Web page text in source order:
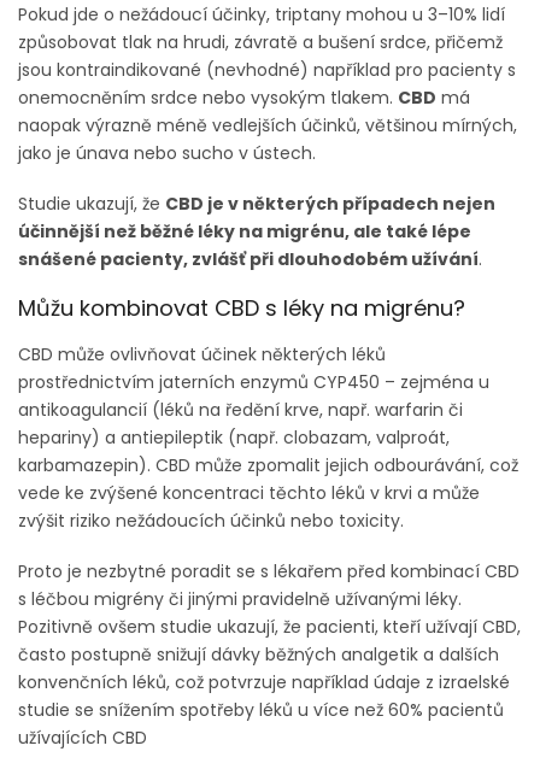
Pokud jde o nežádoucí účinky, triptany mohou u 3–10% lidí
způsobovat tlak na hrudi, závratě a bušení srdce, přičemž
jsou kontraindikované (nevhodné) například pro pacienty s
onemocněním srdce nebo vysokým tlakem. CBD má
naopak výrazně méně vedlejších účinků, většinou mírných,
jako je únava nebo sucho v ústech.
Studie ukazují, že CBD je v některých případech nejen
účinnější než běžné léky na migrénu, ale také lépe
snášené pacienty, zvlášť při dlouhodobém užívání.
Můžu kombinovat CBD s léky na migrénu?
CBD může ovlivňovat účinek některých léků
prostřednictvím jaterních enzymů CYP450 – zejména u
antikoagulancií (léků na ředění krve, např. warfarin či
hepariny) a antiepileptik (např. clobazam, valproát,
karbamazepin). CBD může zpomalit jejich odbourávání, což
vede ke zvýšené koncentraci těchto léků v krvi a může
zvýšit riziko nežádoucích účinků nebo toxicity.
Proto je nezbytné poradit se s lékařem před kombinací CBD
s léčbou migrény či jinými pravidelně užívanými léky.
Pozitivně ovšem studie ukazují, že pacienti, kteří užívají CBD,
často postupně snižují dávky běžných analgetik a dalších
konvenčních léků, což potvrzuje například údaje z izraelské
studie se snížením spotřeby léků u více než 60% pacientů
užívajících CBD